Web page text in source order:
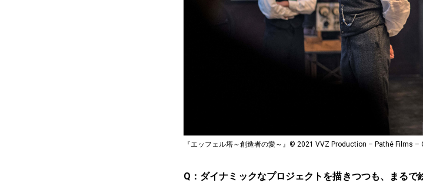
『エッフェル塔～創造者の愛～』© 2021 VVZ Production – Pathé Films
Q：ダイナミックなプロジェクトを描きつつも、まるで